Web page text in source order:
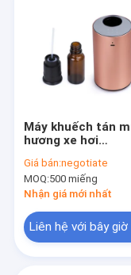
Máy khuếch tán
hương xe hơi
KWS cho mùi xe hơi
Giá bán:negotiate
MOQ:500 miếng
Nhận giá mới nhất
Liên hệ với bây giờ